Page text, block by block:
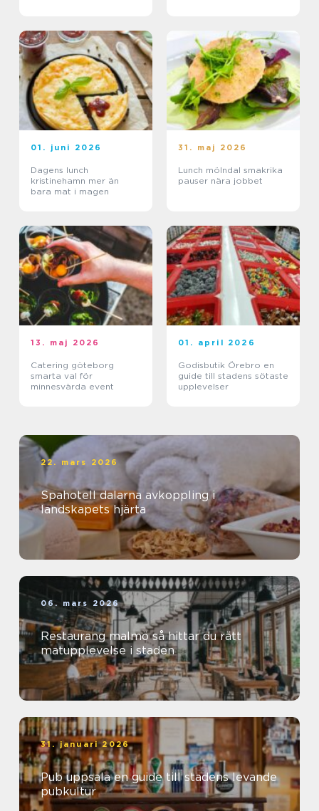
01. juni 2026
Dagens lunch
kristinehamn mer än
bara mat i magen
31. maj 2026
Lunch mölndal smakrika
pauser nära jobbet
13. maj 2026
Catering göteborg
smarta val för
minnesvärda event
01. april 2026
Godisbutik Örebro en
guide till stadens sötaste
upplevelser
22. mars 2026
Spahotell dalarna avkoppling i
landskapets hjärta
06. mars 2026
Restaurang malmö så hittar du rätt
matupplevelse i staden
31. januari 2026
Pub uppsala en guide till stadens levande
pubkultur